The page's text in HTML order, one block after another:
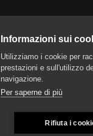
Informazioni sui
Utilizziamo i cookie per
prestazioni e sull'utilizzo
navigazione.
Per saperne di più
Rifiuta i